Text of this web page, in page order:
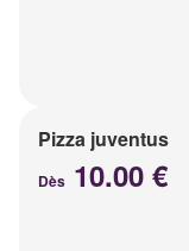
Pizza juventus
Dès 10.00 €